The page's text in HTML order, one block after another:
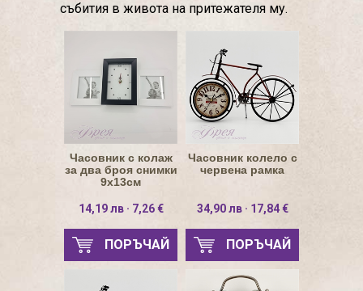
събития в живота на притежателя му.
Часовник с колаж
за два броя снимки
9х13см
14,19 лв · 7,26 €
ПОРЪЧАЙ
Часовник колело с
червена рамка
34,90 лв · 17,84 €
ПОРЪЧАЙ